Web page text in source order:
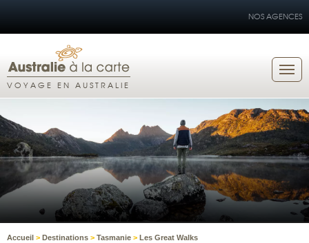
NOS AGENCES
VOYAGE EN AUSTRALIE
Accueil > Destinations > Tasmanie > Les Great Walks